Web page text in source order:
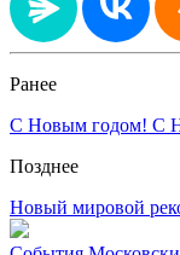
Ранее
С Новым годом! С
Позднее
Новый мировой